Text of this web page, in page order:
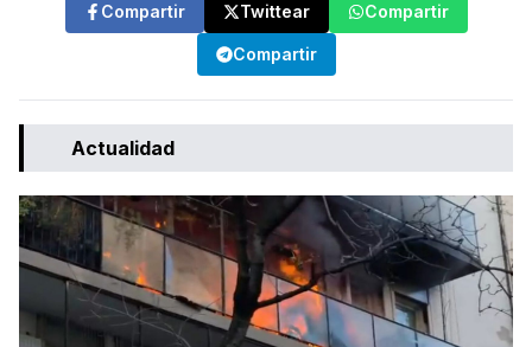
Compartir Twittear Compartir
Compartir
Actualidad